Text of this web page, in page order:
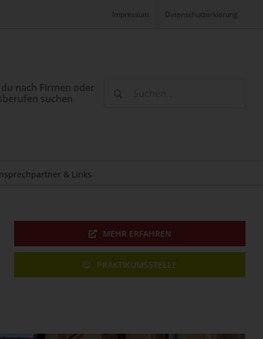
Impressum Datenschutzerklärung
nach Firmen oder
suchen
& Links
MEHR ERFAHREN
PRAKTIKUMSSTELLE